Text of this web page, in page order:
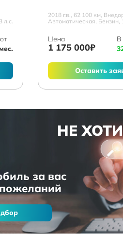
л.с.
2018 г.в., 62 100 км,
Автоматическая, Бензин,
Цена
1 175 000₽
В
Оставить
НЕ
за вас